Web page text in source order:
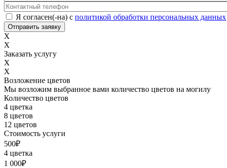
Контактный телефон
Соглашение с обработкой данных*
Я согласен(-на) с политикой обработки персональных данных
X
X
Заказать услугу
X
X
Возложение цветов
Мы возложим выбранное вами количество цветов на могилу
Количество цветов
4 цветка
8 цветов
12 цветов
Стоимость услуги
500₽
4 цветка
1 000₽